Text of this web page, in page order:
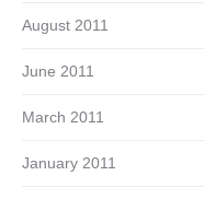
August 2011
June 2011
March 2011
January 2011